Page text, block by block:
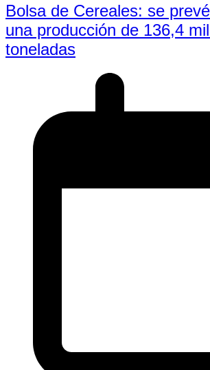
Bolsa de Cereales: se
una producción de 136,4
toneladas